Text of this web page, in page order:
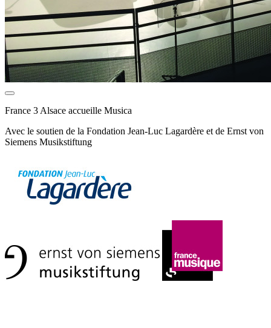
France 3 Alsace accueille Musica
Avec le soutien de la Fondation Jean-Luc Lagardère et de Ernst von
Siemens Musikstiftung